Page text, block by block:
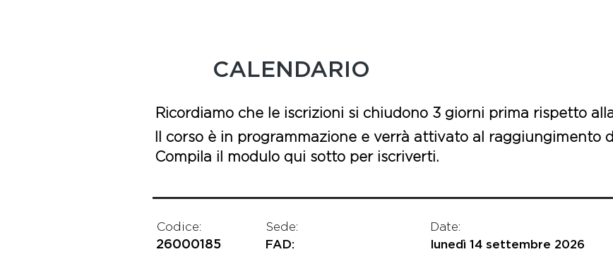
CALENDARIO
Ricordiamo che le iscrizioni si chiudono 3 giorni prima rispetto
Il corso è in programmazione e verrà attivato al raggiungimento
Compila il modulo qui sotto per iscriverti.
Codice:
26000185
Sede:
FAD:
Date:
lunedì 14 settembre 2026